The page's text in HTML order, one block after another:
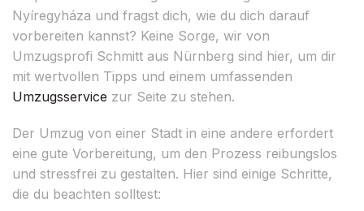
Nyíregyháza und fragst dich, wie du dich darauf
vorbereiten kannst? Keine Sorge, wir von
Umzugsprofi Schmitt aus Nürnberg sind hier, um dir
mit wertvollen Tipps und einem umfassenden
Umzugsservice zur Seite zu stehen.
Der Umzug von einer Stadt in eine andere erfordert
eine gute Vorbereitung, um den Prozess reibungslos
und stressfrei zu gestalten. Hier sind einige Schritte,
die du beachten solltest: